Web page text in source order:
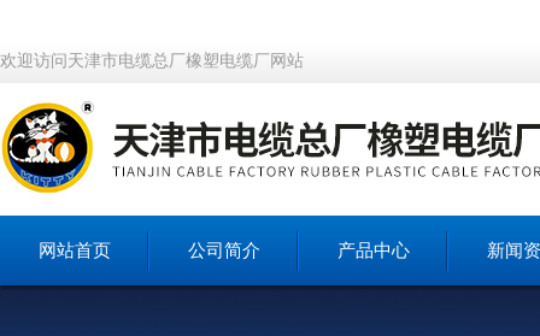
欢迎访问天津市电缆总厂橡塑电缆厂网站
网站首页 公司简介 产品中心 新闻